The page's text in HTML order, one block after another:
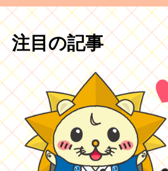
注目の記事